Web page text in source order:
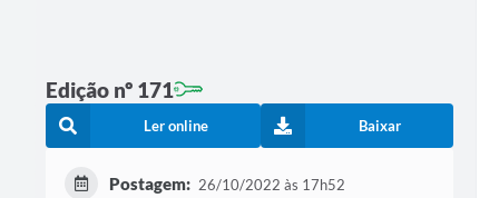
Edição nº 171
Ler online Baixar
Postagem: 26/10/2022 às 17h52